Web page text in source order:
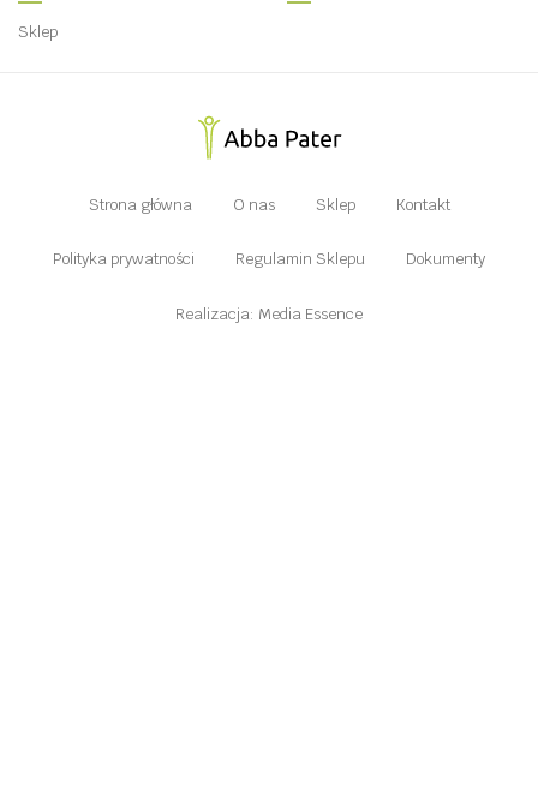
Sklep
Strona główna O nas Sklep Kontakt
Polityka prywatności Regulamin Sklepu Dokumenty
Realizacja: Media Essence